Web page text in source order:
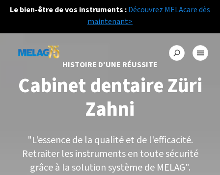
Le bien-être de vos instruments :Découvrez MELAcare dès
maintenant>
HISTOIRE D'UNE RÉUSSITE
Cabinet dentaire Züri
Zahni
"L'essence de la qualité et de l'efficacité.
Retraiter les instruments en toute sécurité
grâce à la solution système de MELAG".